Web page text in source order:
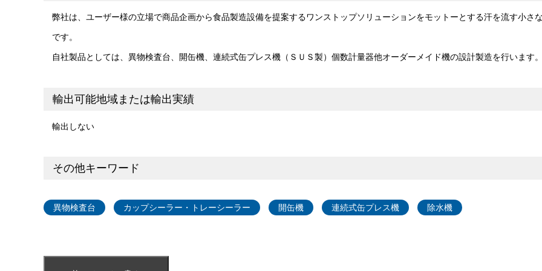
弊社は、ユーザー様の立場で商品企画から食品製造設備を提案するワンストップソリューションをモットーとする汗を流す小さ
です。
自社製品としては、異物検査台、開缶機、連続式缶プレス機（ＳＵＳ製）個数計量器他オーダーメイド機の設計製造を行います。
輸出可能地域または輸出実績
輸出しない
その他キーワード
異物検査台 カップシーラー・トレーシーラー 開缶機 連続式缶プレス機 除水機